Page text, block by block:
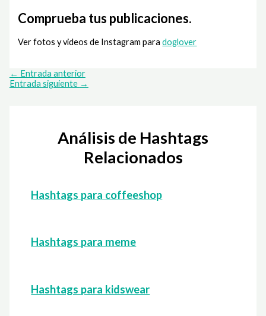
Comprueba tus publicaciones.
Ver fotos y videos de Instagram paradoglover
← Entrada anterior
Entrada siguiente →
Análisis de Hashtags
Relacionados
Hashtags para coffeeshop
Hashtags para meme
Hashtags para kidswear